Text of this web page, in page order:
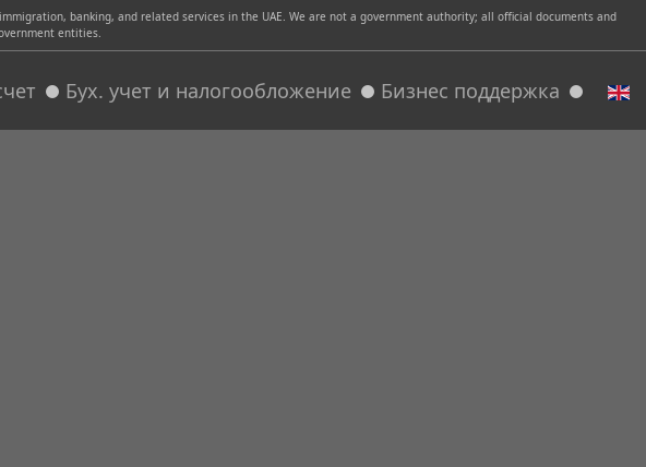
banking, and related services in the UAE. We are not a government authority; all official documents and
entities.
Бух. учет и налогообложение Бизнес поддержка